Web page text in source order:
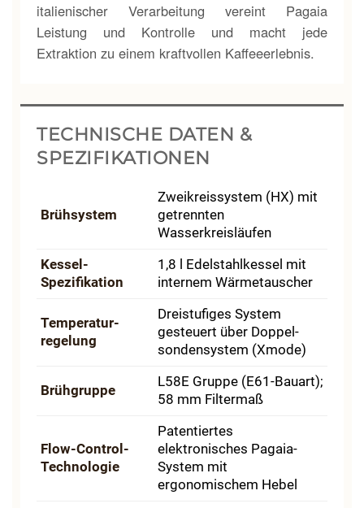
italienischer Verarbeitung vereint Pagaia
Leistung und Kontrolle und macht jede
Extraktion zu einem kraftvollen Kaffeeerlebnis.
TECHNISCHE DATEN &
SPEZIFIKATIONEN
Brühsystem
Zweikreis­system (HX) mit
getrennten
Wasserkreisläufen
Kessel-
Spezifikation
1,8 l Edelstahl­kessel mit
internem Wärmetauscher
Temperatur­
regelung
Dreistufiges System
gesteuert über Doppel­
sondensystem (Xmode)
Brühgruppe
L58E Gruppe (E61-Bauart);
58 mm Filtermaß
Flow-Control-
Technologie
Patentiertes
elektronisches Pagaia-
System mit
ergonomischem Hebel